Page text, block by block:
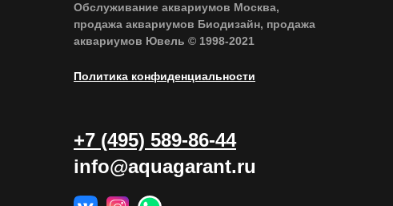
Политика конфиденциальности
Обслуживание аквариумов Москва,
продажа аквариумов Биодизайн, продажа
аквариумов Ювель © 1998-2021
+7 (495) 589-86-44
info@aquagarant.ru